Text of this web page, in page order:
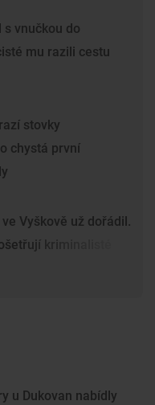
s vnučkou do
mu razili cestu
stovky
chystá první
Vyškově už dořádil.
kriminalisté
u Dukovan nabídly